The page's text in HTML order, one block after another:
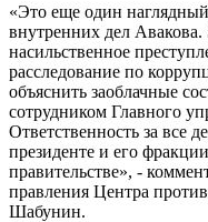
«Это еще один
внутренних дел Авакова.
насильственное
расследование по
объяснить заоблачные
сотрудником Главного
Ответственность за все
президенте и его
правительстве», -
правления Центра
Шабунин.